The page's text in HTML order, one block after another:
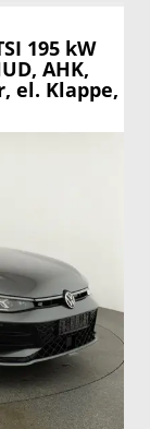
195 kW
AHK,
el. Klappe,